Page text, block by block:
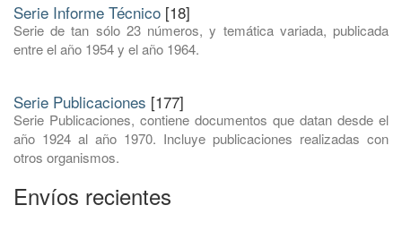
Serie Informe Técnico [18]
Serie de tan sólo 23 números, y temática variada, publicada
entre el año 1954 y el año 1964.
Serie Publicaciones [177]
Serie Publicaciones, contiene documentos que datan desde el
año 1924 al año 1970. Incluye publicaciones realizadas con
otros organismos.
Envíos recientes